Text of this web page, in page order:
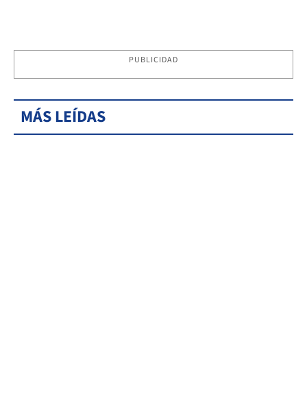
PUBLICIDAD
MÁS LEÍDAS